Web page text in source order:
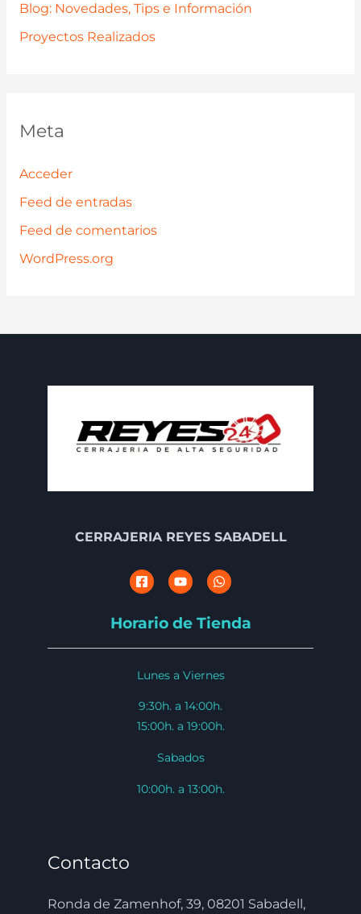
Blog: Novedades, Tips e Información
Proyectos Realizados
Meta
Acceder
Feed de entradas
Feed de comentarios
WordPress.org
CERRAJERIA REYES SABADELL
Horario de Tienda
Lunes a Viernes
9:30h. a 14:00h.
15:00h. a 19:00h.
Sabados
10:00h. a 13:00h.
Contacto
Ronda de Zamenhof, 39, 08201 Sabadell,